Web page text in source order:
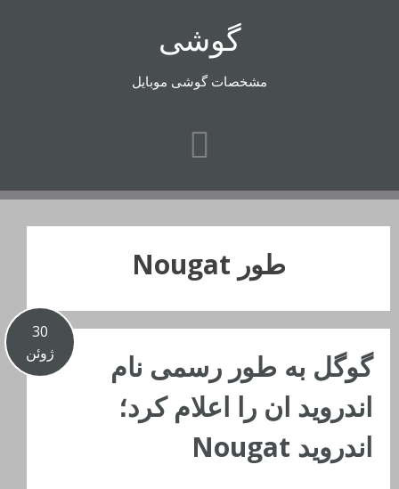
گوشی
مشخصات گوشی موبایل
طور Nougat
30
ژوئن
گوگل به طور رسمی نام
اندروید ان را اعلام کرد؛
اندروید Nougat